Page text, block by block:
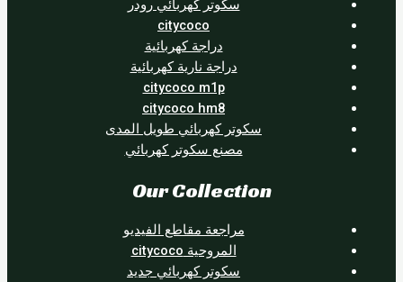
سكوتر كهربائي رودر
citycoco
دراجة كهربائية
دراجة نارية كهربائية
citycoco m1p
citycoco hm8
سكوتر كهربائي طويل المدى
مصنع سكوتر كهربائي
Our Collection
مراجعة مقاطع الفيديو
المروحية citycoco
سكوتر كهربائي جديد